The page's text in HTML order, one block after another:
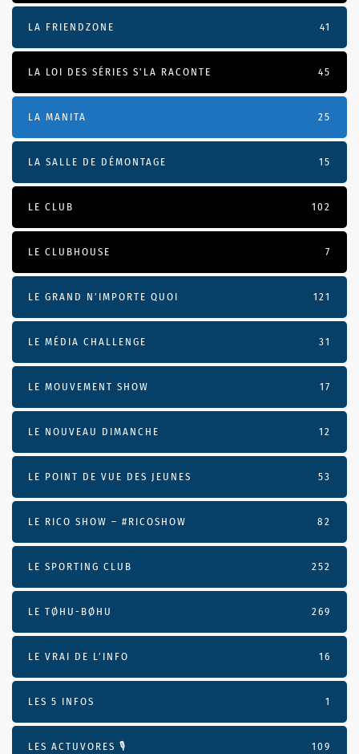
LA FRIENDZONE 41
LA LOI DES SÉRIES S'LA RACONTE 45
LA MANITA 25
LA SALLE DE DÉMONTAGE 15
LE CLUB 102
LE CLUBHOUSE 7
LE GRAND N’IMPORTE QUOI 121
LE MÉDIA CHALLENGE 31
LE MOUVEMENT SHOW 17
LE NOUVEAU DIMANCHE 12
LE POINT DE VUE DES JEUNES 53
LE RICO SHOW – #RICOSHOW 82
LE SPORTING CLUB 252
LE TØHU-BØHU 269
LE VRAI DE L’INFO 16
LES 5 INFOS 1
LES ACTUVORES 🎙 109